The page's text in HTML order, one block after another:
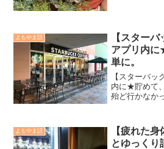
よもやま話
【スター
アプリ内
単に。
【スターバッ
内に★貯めて
殆ど行かなか
って贅沢だ』
慢する様にし
よもやま話
【疲れた
とゆっくり